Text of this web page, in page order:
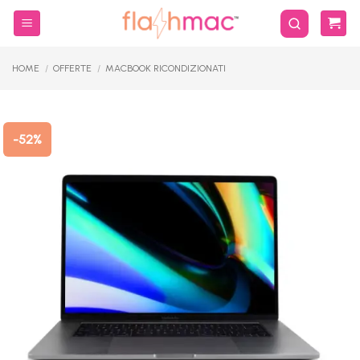
Salta
HOME / OFFERTE / MACBOOK RICONDIZIONATI
-52%